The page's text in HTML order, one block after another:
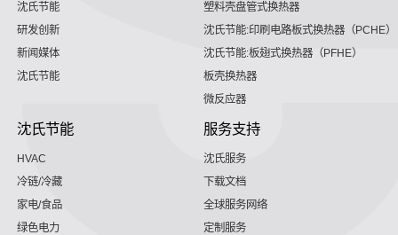
沈氏节能
研发创新
新闻媒体
沈氏节能
塑料壳盘管式换热器
沈氏节能:印刷电路板式换热器（PCHE）
沈氏节能:板翅式换热器（PFHE）
板壳换热器
微反应器
沈氏节能
HVAC
冷链/冷藏
家电/食品
绿色电力
服务支持
沈氏服务
下载文档
全球服务网络
定制服务